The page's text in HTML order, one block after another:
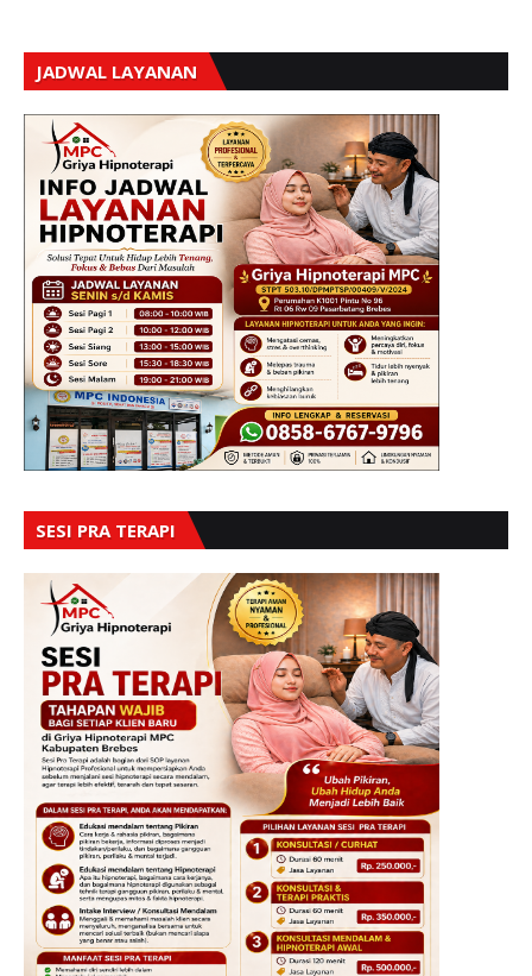
JADWAL LAYANAN
SESI PRA TERAPI